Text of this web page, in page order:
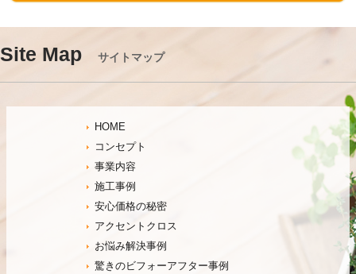
Site Map サイトマップ
HOME
コンセプト
事業内容
施工事例
安心価格の秘密
アクセントクロス
お悩み解決事例
驚きのビフォーアフター事例